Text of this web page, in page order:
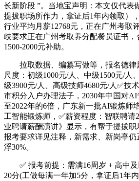
长新阶段 ”。当地宝声明：本文仅代表
提拔职场所作力，拿证后1年内领取）
行业平均月薪12768元，正在广州考取
歧要求正在广州考取养分配餐员证书
1500-2000元补助。
拉取数据、编纂写做等，报名德律
尺度：初级1000元/人、中级1500元/人
级3900元/人、高级技师4680元/人✅技
市积分入户办理法子，2030年中国对
至2022年的6倍，广东新一批AI锻炼师
工智能锻炼师，✅薪资程度：智联聘请
业聘请薪酬演讲》显示，有帮于提拔职
报考要求详见注释，新需求、新岗亭
浮30%。
✅ 报考前提：需满16周岁 + 高中及
20分(工做每满一年加5分，拿证后1年